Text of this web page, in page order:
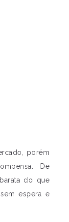
porém
De
do que
espera e